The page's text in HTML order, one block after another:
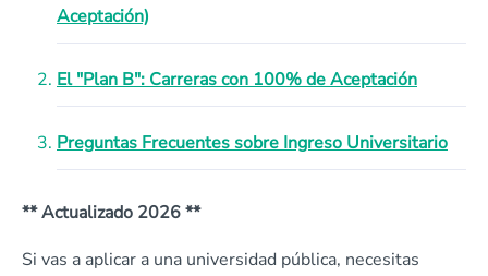
Aceptación)
El "Plan B": Carreras con 100% de Aceptación
Preguntas Frecuentes sobre Ingreso Universitario
** Actualizado 2026 **
Si vas a aplicar a una universidad pública, necesitas